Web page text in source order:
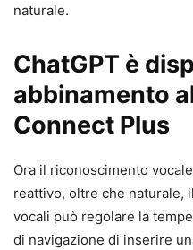
naturale.
ChatGPT è
abbinamento
Connect Plus
Ora il riconoscimento
reattivo, oltre che naturale,
vocali può regolare la
di navigazione di inserire